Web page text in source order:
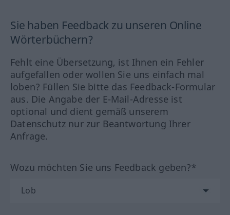
Sie haben Feedback zu unseren Online
Wörterbüchern?
Fehlt eine Übersetzung, ist Ihnen ein Fehler
aufgefallen oder wollen Sie uns einfach mal
loben? Füllen Sie bitte das Feedback-Formular
aus. Die Angabe der E-Mail-Adresse ist
optional und dient gemäß unserem
Datenschutz nur zur Beantwortung Ihrer
Anfrage.
Wozu möchten Sie uns Feedback geben?*